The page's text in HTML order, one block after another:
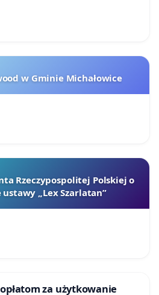
w Gminie Michałowice
Rzeczypospolitej Polskiej o
„Lex Szarlatan”
za użytkowanie